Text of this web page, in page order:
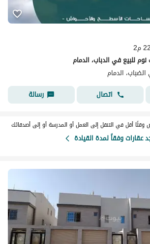
م2
الدمام
اتصال رسالة
وقتًا أقل في التنقل إلى العمل أو المدرسة أو إلى أصدقائك
عقارات وفقاً لمدة القيادة